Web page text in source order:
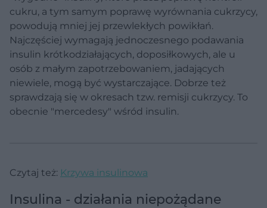
cukru, a tym samym poprawę wyrównania cukrzycy,
powodują mniej jej przewlekłych powikłań.
Najczęściej wymagają jednoczesnego podawania
insulin krótkodziałających, doposiłkowych, ale u
osób z małym zapotrzebowaniem, jadających
niewiele, mogą być wystarczające. Dobrze też
sprawdzają się w okresach tzw. remisji cukrzycy. To
obecnie "mercedesy" wśród insulin.
Czytaj też: Krzywa insulinowa
Insulina - działania niepożądane